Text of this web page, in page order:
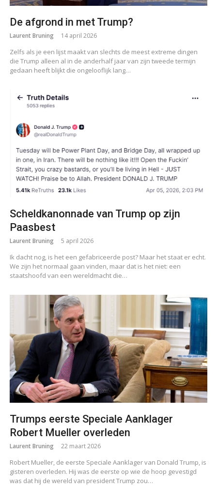
De afgrond in met Trump?
Laurent Bruning 14 april 2026
Zelfs als je een lijst maakt van slechts de meest extreme dingen
die Trump alleen al in de anderhalf jaar van zijn tweede termijn
gedaan heeft blijkt die ongelooflijk lang…
Scheldkanonnade van Trump op zijn
Paasbest
Laurent Bruning 5 april 2026
Ik dacht nog, is het een gefabriceerde post? Maar het staat er echt.
We zijn het normaal gaan vinden, maar dat is het niet: een
staatshoofd van een wereldmacht die…
Trumps eerste Speciale Aanklager
Robert Mueller overleden
Laurent Bruning 22 maart 2026
Robert Mueller, de eerste Speciale Aanklager van Donald Trump, is
gisteren overleden. Hij was de eerste op wie de hoop gevestigd
was dat hij de wereld van president Trump zou…